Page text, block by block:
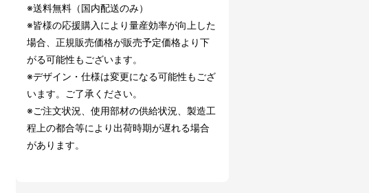
※送料無料（国内配送のみ）
※皆様の応援購入により量産効率が向上した
場合、正規販売価格が販売予定価格より下
がる可能性もございます。
※デザイン・仕様は変更になる可能性もござ
います。ご了承ください。
※ご注文状況、使用部材の供給状況、製造工
程上の都合等により出荷時期が遅れる場合
があります。